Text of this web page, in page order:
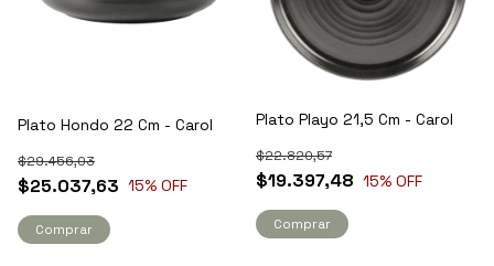
Plato Hondo 22 Cm - Carol
$25.037,63
$29.456,03
15% OFF
Comprar
Plato Playo 21,5 Cm - Carol
$19.397,48
$22.820,57
15% OFF
Comprar